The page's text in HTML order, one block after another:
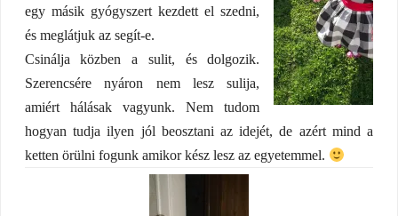
egy másik gyógyszert kezdett el szedni,
és meglátjuk az segít-e.
Csinálja közben a sulit, és dolgozik.
Szerencsére nyáron nem lesz sulija,
amiért hálásak vagyunk. Nem tudom
hogyan tudja ilyen jól beosztani az idejét, de azért mind a
ketten örülni fogunk amikor kész lesz az egyetemmel.